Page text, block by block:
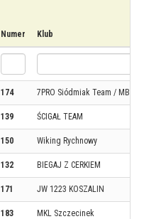
Numer Klub
174 7PRO Siódmiak Team / MBC
139 ŚCIGAŁ TEAM
150 Wiking Rychnowy
132 BIEGAJ Z CERKIEM
171 JW 1223 KOSZALIN
183 MKL Szczecinek